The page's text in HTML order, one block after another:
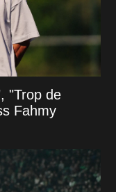
"Trop de
Fahmy